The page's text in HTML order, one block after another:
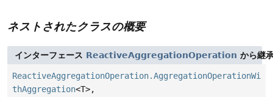
ネストされたクラスの概要
インターフェース ReactiveAggregationOperation から継
ReactiveAggregationOperation.AggregationOperationWi
thAggregation<T>,